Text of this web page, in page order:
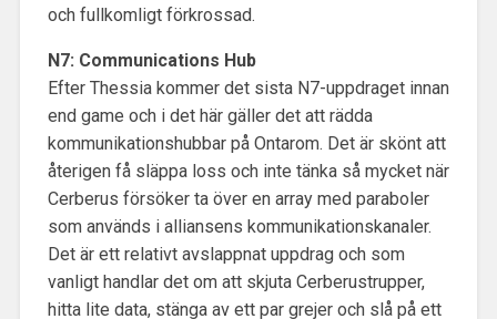
och fullkomligt förkrossad.
N7: Communications Hub
Efter Thessia kommer det sista N7-uppdraget innan
end game och i det här gäller det att rädda
kommunikationshubbar på Ontarom. Det är skönt att
återigen få släppa loss och inte tänka så mycket när
Cerberus försöker ta över en array med paraboler
som används i alliansens kommunikationskanaler.
Det är ett relativt avslappnat uppdrag och som
vanligt handlar det om att skjuta Cerberustrupper,
hitta lite data, stänga av ett par grejer och slå på ett